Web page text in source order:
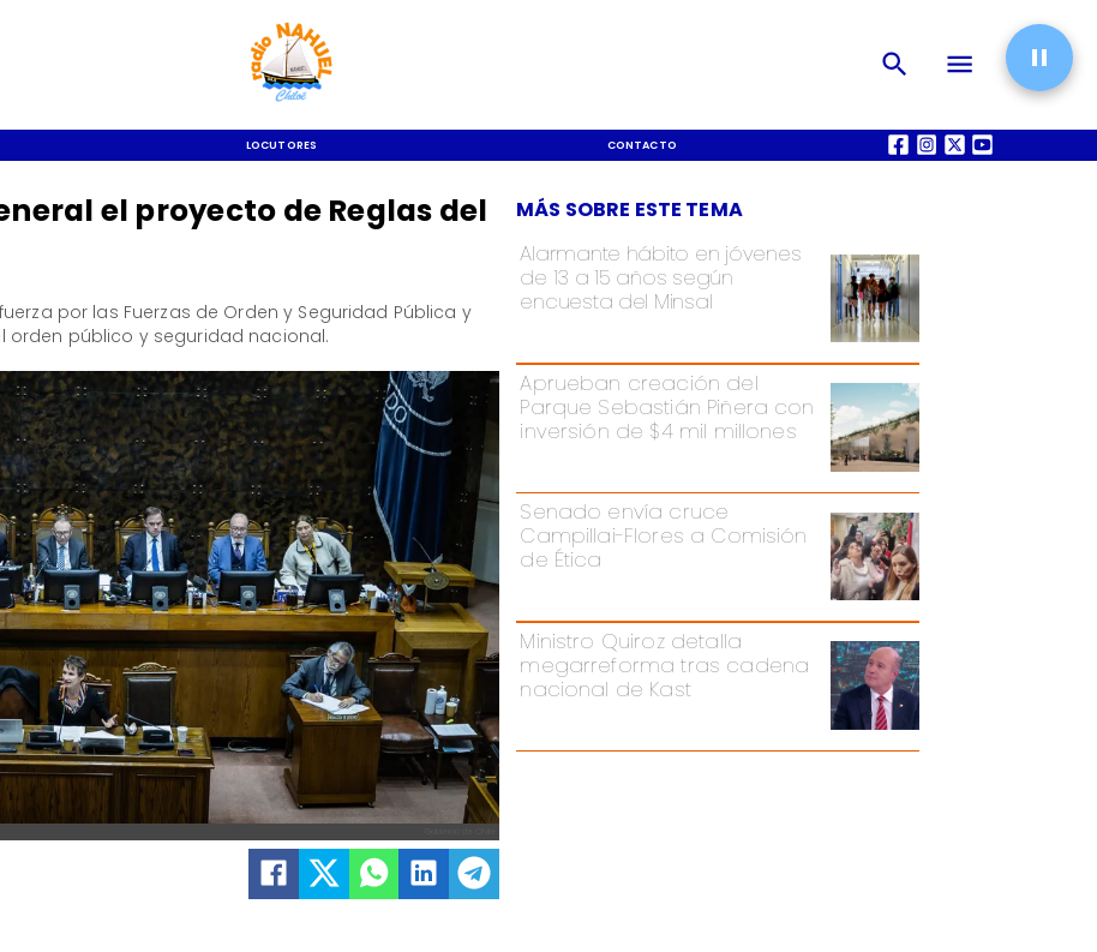
LOCUTORES CONTACTO QUIÉNES SOMOS
Alarmante hábito en jóvenes
de 13 a 15 años según
encuesta del Minsal
Aprueban creación del
Parque Sebastián Piñera con
inversión de $4 mil millones
Senado envía cruce
Campillai-Flores a Comisión
de Ética
Ministro Quiroz detalla
megarreforma tras cadena
nacional de Kast
MÁS SOBRE ESTE TEMA
el proyecto de Reglas del
por las Fuerzas de Orden y Seguridad Pública y
orden público y seguridad nacional.